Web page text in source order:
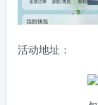
活动地址：